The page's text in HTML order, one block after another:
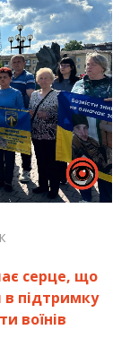
серце, що
в підтримку
воїнів